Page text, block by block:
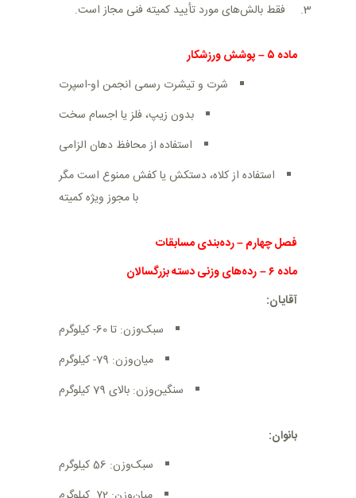
فقط بالش‌های مورد تأیید کمیته فنی مجاز است.
ماده ۵–پوشش ورزشکار
شرت و تیشرت رسمی انجمن او-اسپرت
بدون زیپ، فلز یا اجسام سخت
استفاده از محافظ دهان الزامی
استفاده از کلاه، دستکش یا کفش ممنوع است مگر
با مجوز ویژه کمیته
فصل چهارم–رده‌بندی مسابقات
ماده ۶–رده‌های وزنی دسته بزرگسالان
آقایان:
سبک‌وزن: تا 60- کیلوگرم
میان‌وزن: 79- کیلوگرم
سنگین‌وزن: بالای 79 کیلوگرم
بانوان:
سبک‌وزن: 56 کیلوگرم